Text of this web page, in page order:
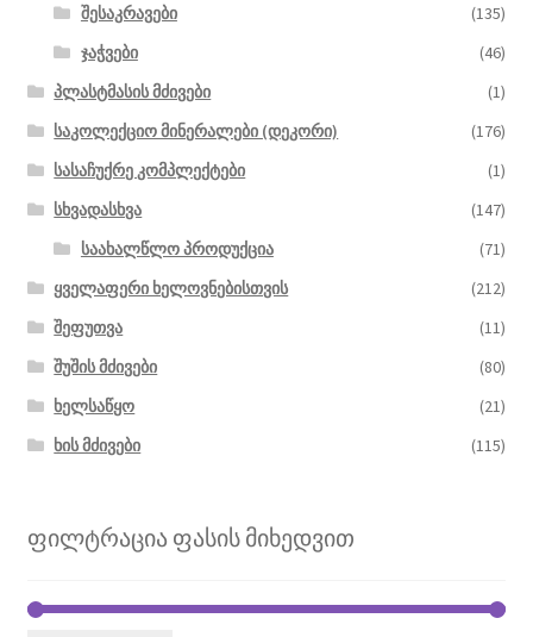
შესაკრავები
(135)
ჯაჭვები
(46)
პლასტმასის მძივები
(1)
საკოლექციო მინერალები (დეკორი)
(176)
სასაჩუქრე კომპლექტები
(1)
სხვადასხვა
(147)
საახალწლო პროდუქცია
(71)
ყველაფერი ხელოვნებისთვის
(212)
შეფუთვა
(11)
შუშის მძივები
(80)
ხელსაწყო
(21)
ხის მძივები
(115)
ფილტრაცია ფასის მიხედვით